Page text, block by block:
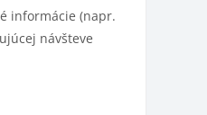
informácie (napr.
návšteve